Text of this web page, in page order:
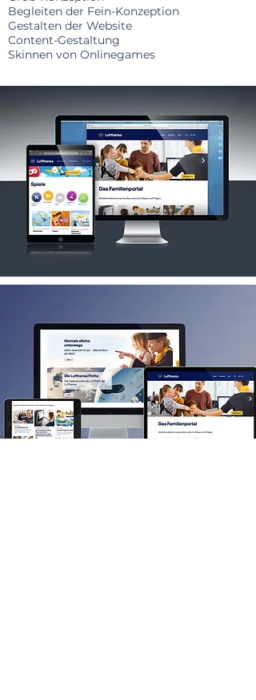
Begleiten der Fein-Konzeption
Gestalten der Website
Content-Gestaltung
Skinnen von Onlinegames